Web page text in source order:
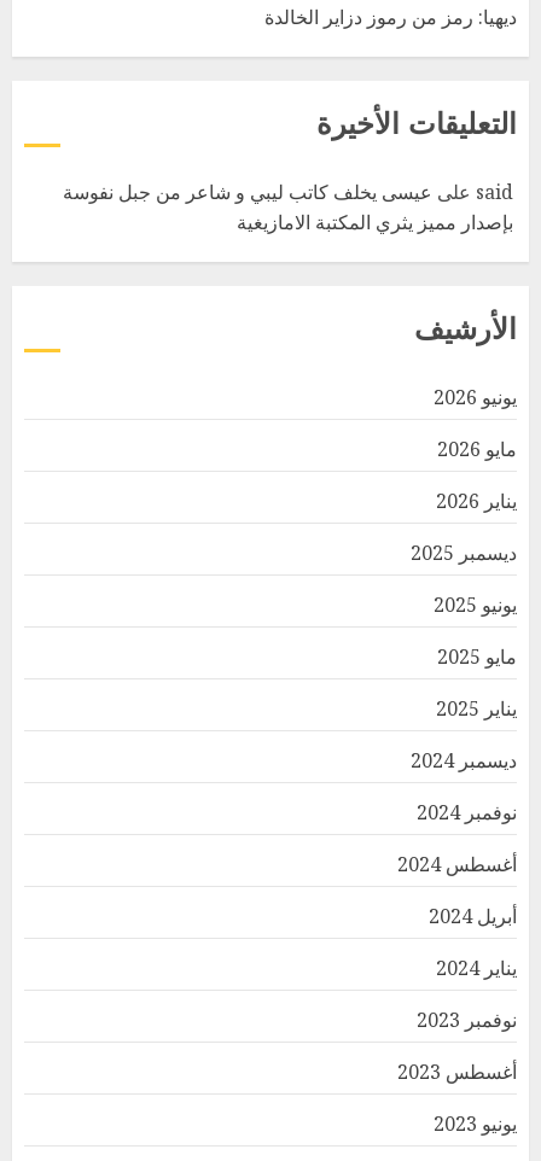
ديهيا: رمز من رموز دزاير الخالدة
التعليقات الأخيرة
said على عيسى يخلف كاتب ليبي و شاعر من جبل نفوسة
بإصدار مميز يثري المكتبة الامازيغية
الأرشيف
يونيو 2026
مايو 2026
يناير 2026
ديسمبر 2025
يونيو 2025
مايو 2025
يناير 2025
ديسمبر 2024
نوفمبر 2024
أغسطس 2024
أبريل 2024
يناير 2024
نوفمبر 2023
أغسطس 2023
يونيو 2023